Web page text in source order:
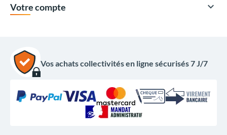
Votre compte 
Vos achats collectivités en ligne sécurisés 7 J/7